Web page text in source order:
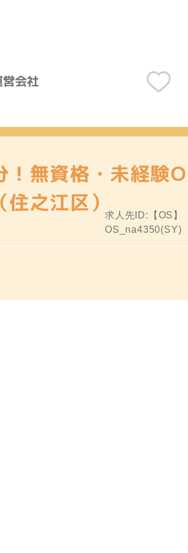
営会社
！無資格・未経験
之江区） 求人先ID:【OS】
OS_na4350(SY)